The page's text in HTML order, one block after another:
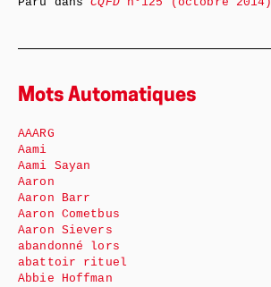
Mots Automatiques
AAARG
Aami
Aami Sayan
Aaron
Aaron Barr
Aaron Cometbus
Aaron Sievers
abandonné lors
abattoir rituel
Abbie Hoffman